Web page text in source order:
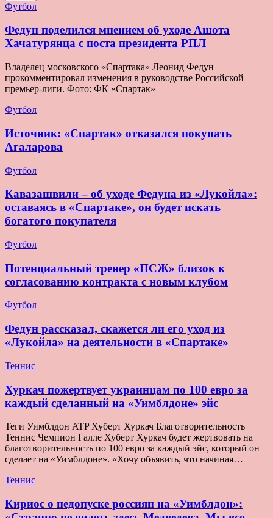
Футбол
Федун поделился мнением об уходе Ашота
Хачатурянца с поста президента РПЛ
Владелец московского «Спартака» Леонид Федун
прокомментировал изменения в руководстве Российской
премьер-лиги. Фото: ФК «Спартак»
Футбол
Источник: «Спартак» отказался покупать
Агаларова
Футбол
Кавазашвили – об уходе Федуна из «Лукойла»:
оставаясь в «Спартаке», он будет искать
богатого покупателя
Футбол
Потенциальный тренер «ПСЖ» близок к
согласованию контракта с новым клубом
Футбол
Федун рассказал, скажется ли его уход из
«Лукойла» на деятельности в «Спартаке»
Теннис
Хуркач пожертвует украинцам по 100 евро за
каждый сделанный на «Уимблдоне» эйс
Теги Уимблдон ATP Хуберт Хуркач Благотворительность
Теннис Чемпион Галле Хуберт Хуркач будет жертвовать на
благотворительность по 100 евро за каждый эйс, который он
сделает на «Уимблдоне». «Хочу объявить, что начиная…
Теннис
Кириос о недопуске россиян на «Уимблдон»: